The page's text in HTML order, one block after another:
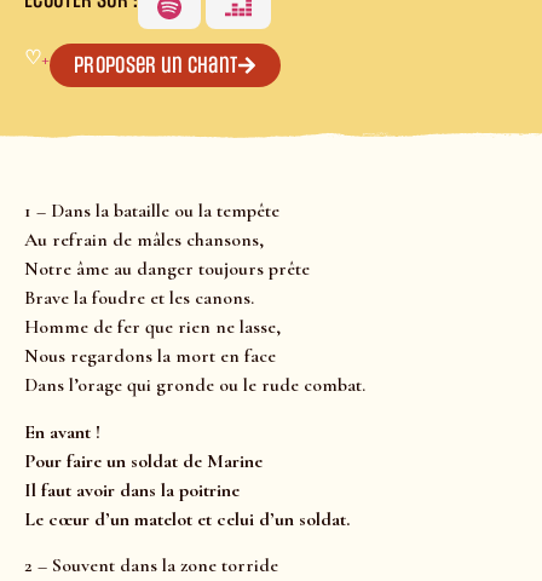
♡+ Proposer un chant
1 – Dans la bataille ou la tempête
Au refrain de mâles chansons,
Notre âme au danger toujours prête
Brave la foudre et les canons.
Homme de fer que rien ne lasse,
Nous regardons la mort en face
Dans l’orage qui gronde ou le rude combat.
En avant !
Pour faire un soldat de Marine
Il faut avoir dans la poitrine
Le cœur d’un matelot et celui d’un soldat.
2 – Souvent dans la zone torride